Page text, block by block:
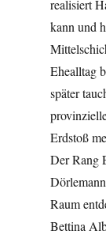
realisiert
kann und
Ehealltag
später
Erdstoß
Der Rang
Raum
Bettina